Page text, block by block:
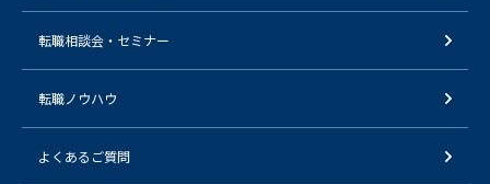
転職相談会・セミナー
転職ノウハウ
よくあるご質問